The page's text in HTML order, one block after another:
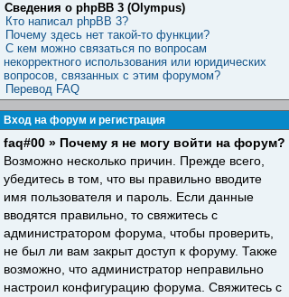
Сведения о phpBB 3 (Olympus)
Кто написал phpBB 3?
Почему здесь нет такой-то функции?
С кем можно связаться по вопросам
некорректного использования или юридических
вопросов, связанных с этим форумом?
Перевод FAQ
Вход на форум и регистрация
faq#00 » Почему я не могу войти на форум?
Возможно несколько причин. Прежде всего,
убедитесь в том, что вы правильно вводите
имя пользователя и пароль. Если данные
вводятся правильно, то свяжитесь с
администратором форума, чтобы проверить,
не был ли вам закрыт доступ к форуму. Также
возможно, что администратор неправильно
настроил конфигурацию форума. Свяжитесь с